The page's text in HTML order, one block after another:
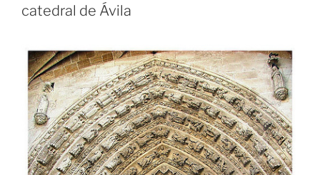
catedral de Ávila